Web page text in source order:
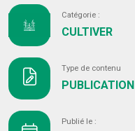
Catégorie :
CULTIVER
Type de contenu
PUBLICATION
Publié le :